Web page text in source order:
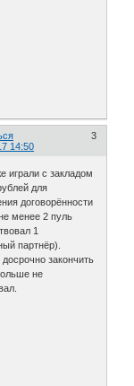
3
14:50
играли с закладом
для
договорённости
менее 2 пуль
1
партнёр).
закончить
не